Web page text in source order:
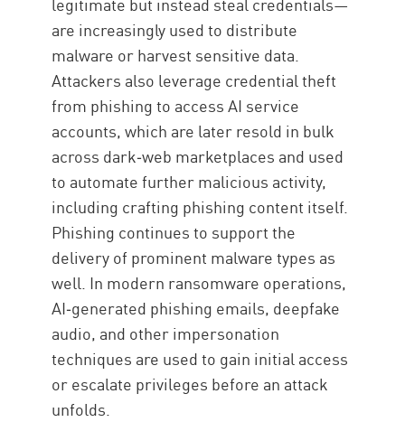
are increasingly used to distribute
malware or harvest sensitive data.
Attackers also leverage credential theft
from phishing to access AI service
accounts, which are later resold in bulk
across dark‑web marketplaces and used
to automate further malicious activity,
including crafting phishing content itself.
Phishing continues to support the
delivery of prominent malware types as
well. In modern ransomware operations,
AI‑generated phishing emails, deepfake
audio, and other impersonation
techniques are used to gain initial access
or escalate privileges before an attack
unfolds.